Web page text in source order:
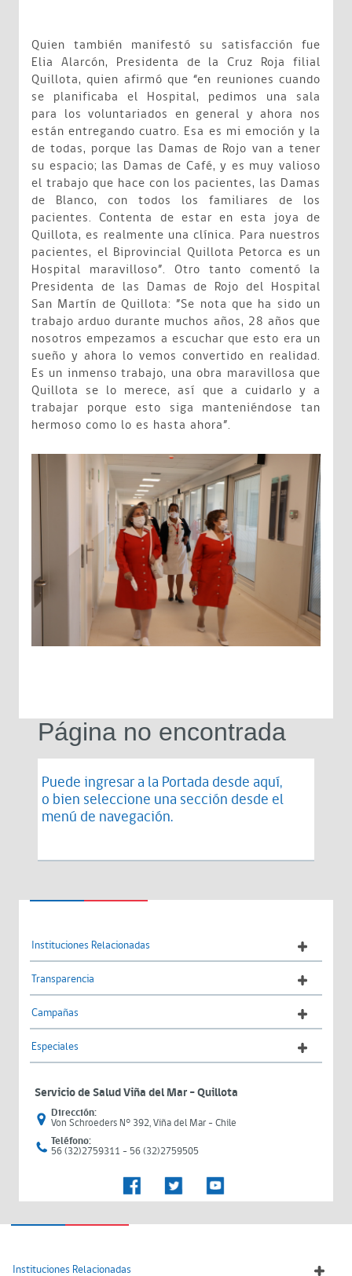
Quien también manifestó su satisfacción fue
Elia Alarcón, Presidenta de la Cruz Roja filial
Quillota, quien afirmó que “en reuniones cuando
se planificaba el Hospital, pedimos una sala
para los voluntariados en general y ahora nos
están entregando cuatro. Esa es mi emoción y la
de todas, porque las Damas de Rojo van a tener
su espacio; las Damas de Café, y es muy valioso
el trabajo que hace con los pacientes, las Damas
de Blanco, con todos los familiares de los
pacientes. Contenta de estar en esta joya de
Quillota, es realmente una clínica. Para nuestros
pacientes, el Biprovincial Quillota Petorca es un
Hospital maravilloso”. Otro tanto comentó la
Presidenta de las Damas de Rojo del Hospital
San Martín de Quillota: ”Se nota que ha sido un
trabajo arduo durante muchos años, 28 años que
nosotros empezamos a escuchar que esto era un
sueño y ahora lo vemos convertido en realidad.
Es un inmenso trabajo, una obra maravillosa que
Quillota se lo merece, así que a cuidarlo y a
trabajar porque esto siga manteniéndose tan
hermoso como lo es hasta ahora”.
Página no encontrada
Puede ingresar a la Portada desde aquí,
o bien seleccione una sección desde el
menú de navegación.
Instituciones Relacionadas
Transparencia
Campañas
Especiales
Servicio de Salud Viña del Mar – Quillota
Dirección:
Von Schroeders N° 392, Viña del Mar - Chile
Teléfono:
56 (32)2759311 - 56 (32)2759505
Instituciones Relacionadas